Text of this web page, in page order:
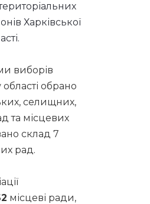
Харківської
виборів
обрано
селищних,
та місцевих
склад 7
рад.
місцеві ради,